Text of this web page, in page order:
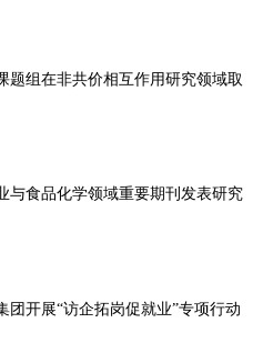
题组在非共价相互作用研究领域取
与食品化学领域重要期刊发表研究
团开展“访企拓岗促就业”专项行动